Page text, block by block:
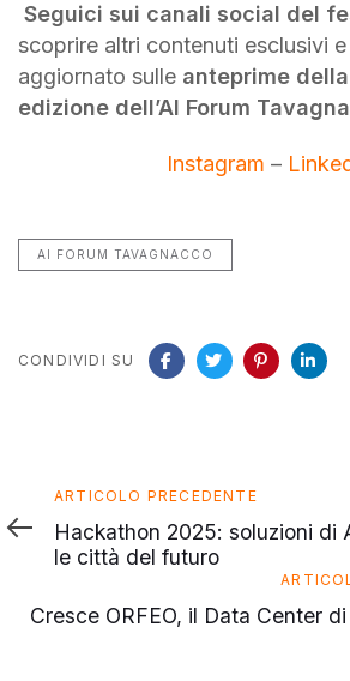
Seguici sui canali social del
scoprire altri contenuti esclusivi
aggiornato sulle anteprime
edizione dell’AI Forum
Instagram –
AI FORUM TAVAGNACCO
CONDIVIDI SU
Articolo
precedente
ARTICOLO PRECEDENTE
Hackathon 2025: soluzioni di
le città del futuro
successivo
Cresce ORFEO, il Data Center